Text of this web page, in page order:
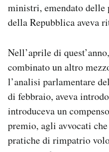
ministri, emendato delle
della Repubblica aveva
Nell’aprile di
combinato un altro
l’analisi parlamentare
di febbraio, aveva
introduceva un
premio, agli avvocati
pratiche di rimpatrio